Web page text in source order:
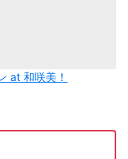
at 和咲美！